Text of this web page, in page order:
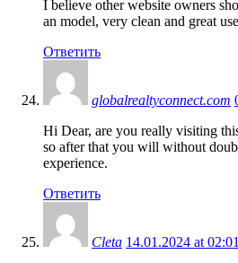
I believe other website owners
an model, very clean and great
Ответить
globalrealtyconnect.com
Hi Dear, are you really visiting
so after that you will without
experience.
Ответить
Cleta 14.01.2024 at 02:01